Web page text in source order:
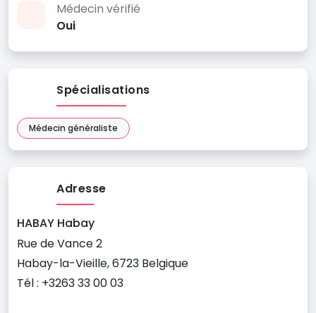
Médecin vérifié
Oui
Spécialisations
Médecin généraliste
Adresse
HABAY Habay
Rue de Vance 2
Habay-la-Vieille, 6723 Belgique
Tél : +3263 33 00 03